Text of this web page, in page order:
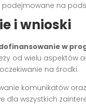
na
i wnioski
w
od wielu
na środki.
komunikatów
dla wszystkich